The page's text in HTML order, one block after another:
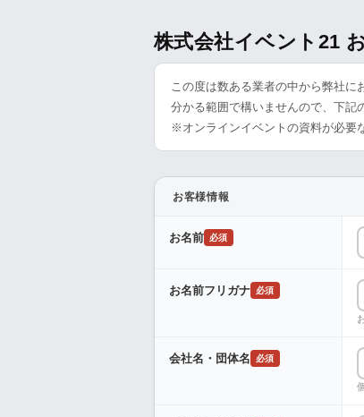
株式会社イベント21
この度は数ある業者の中から弊社に
分かる範囲で構いませんので、下記
※オンラインイベントの資料が必要
お客様情報
お名前 必須
お名前フリガナ 必須
会社名・団体名 必須